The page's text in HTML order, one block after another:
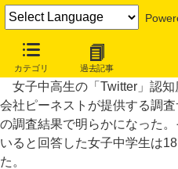
カテゴリ 過去記事
女子中高生の「Twitter」認知度2
女子中高生の「Twitter」認
会社ピーネストが提供する調
の調査結果で明らかになった
いると回答した女子中学生は
た。